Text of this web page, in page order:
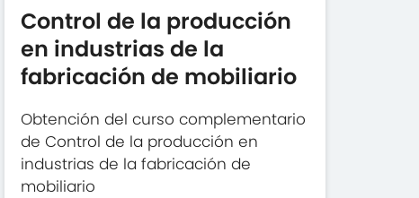
Control de la producción
en industrias de la
fabricación de mobiliario
Obtención del curso complementario
de Control de la producción en
industrias de la fabricación de
mobiliario